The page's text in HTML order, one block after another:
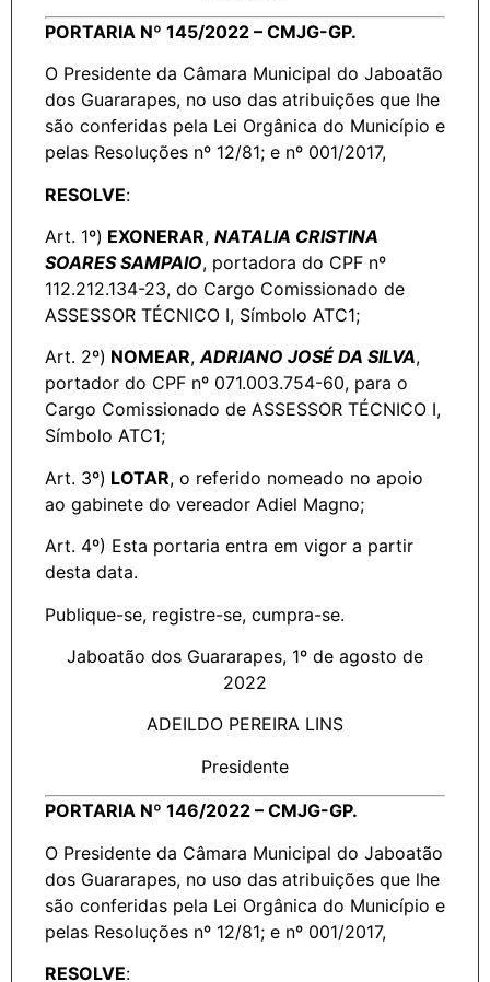
PORTARIA Nº 145/2022 – CMJG-GP.
O Presidente da Câmara Municipal do Jaboatão
dos Guararapes, no uso das atribuições que lhe
são conferidas pela Lei Orgânica do Município e
pelas Resoluções nº 12/81; e nº 001/2017,
RESOLVE:
Art. 1º) EXONERAR, NATALIA CRISTINA
SOARES SAMPAIO, portadora do CPF nº
112.212.134-23, do Cargo Comissionado de
ASSESSOR TÉCNICO I, Símbolo ATC1;
Art. 2º) NOMEAR,ADRIANO JOSÉ DA SILVA,
portador do CPF nº 071.003.754-60, para o
Cargo Comissionado de ASSESSOR TÉCNICO I,
Símbolo ATC1;
Art. 3º) LOTAR, o referido nomeado no apoio
ao gabinete do vereador Adiel Magno;
Art. 4º) Esta portaria entra em vigor a partir
desta data.
Publique-se, registre-se, cumpra-se.
Jaboatão dos Guararapes, 1º de agosto de
2022
ADEILDO PEREIRA LINS
Presidente
PORTARIA Nº 146/2022 – CMJG-GP.
O Presidente da Câmara Municipal do Jaboatão
dos Guararapes, no uso das atribuições que lhe
são conferidas pela Lei Orgânica do Município e
pelas Resoluções nº 12/81; e nº 001/2017,
RESOLVE: